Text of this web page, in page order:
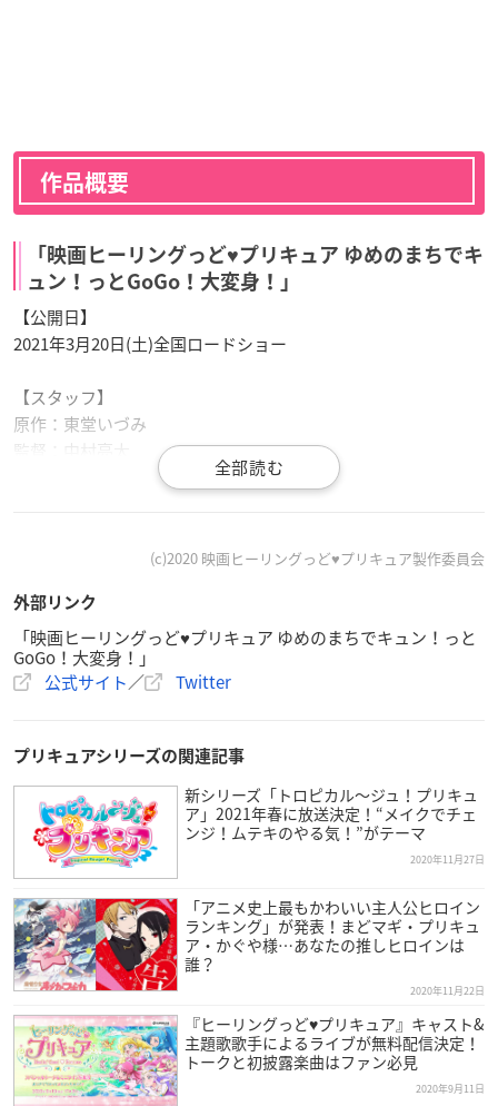
作品概要
「映画ヒーリングっど♥プリキュア ゆめのまちでキ
ュン！っとGoGo！大変身！」
【公開日】
2021年3月20日(土)全国ロードショー
【スタッフ】
原作：東堂いづみ
監督：中村亮太
美術デザイン：増田竜太郎
CGディレクター：大曽根悠介
色彩設計：佐久間ヨシ子
撮影監督：髙橋賢司
製作担当：澤守洸
【キャスト】
悠木碧
依田菜津
河野ひより
三森すずこ
加隈亜衣
武田華
金田アキ
白石晴香
三瓶由布子
竹内順子
伊瀬茉莉也
永野愛
前田愛
(c)2020 映画ヒーリングっど♥プリキュア製作委員会
外部リンク
「映画ヒーリングっど♥プリキュア ゆめのまちでキュン！っと
GoGo！大変身！」
公式サイト／ Twitter
プリキュアシリーズの関連記事
新シリーズ「トロピカル～ジュ！プリキュ
ア」2021年春に放送決定！“メイクでチェ
ンジ！ムテキのやる気！”がテーマ
2020年11月27日
「アニメ史上最もかわいい主人公ヒロイン
ランキング」が発表！まどマギ・プリキュ
ア・かぐや様…あなたの推しヒロインは
誰？
2020年11月22日
『ヒーリングっど♥プリキュア』キャスト&
主題歌歌手によるライブが無料配信決定！
トークと初披露楽曲はファン必見
2020年9月11日